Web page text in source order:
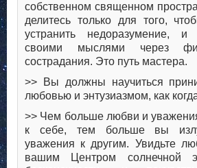
собственном священном
делитесь только для того,
устранить недоразумение, и
своими мыслями через
сострадания. Это путь мастера.
>> Вы должны научиться
любовью и энтузиазмом, как
>> Чем больше любви и
к себе, тем больше вы
уважения к другим. Увидьте
вашим Центром солнечной